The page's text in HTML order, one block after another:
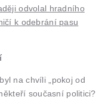
odvolal hradního
k odebrání pasu
na chvíli „pokoj od
současní politici?